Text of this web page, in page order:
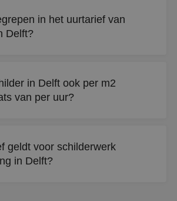
in het uurtarief van
Delft?
na afloop.
in Delft ook per m2
van per uur?
te vergelijken.
geldt voor schilderwerk
in Delft?